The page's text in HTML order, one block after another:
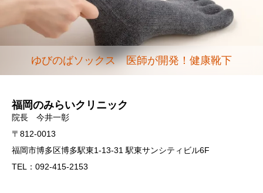
ゆびのばソックス 医師が開発！健康靴下
福岡のみらいクリニック
院長 今井一彰
〒812-0013
福岡市博多区博多駅東1-13-31 駅東サンシティビル6F
TEL：092-415-2153